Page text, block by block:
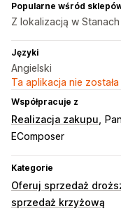
Popularne wśród
Z lokalizacją w
Języki
Angielski
Ta aplikacja nie
Współpracuje z
Realizacja zakupu
EComposer
Kategorie
Oferuj sprzedaż
sprzedaż krzyżową